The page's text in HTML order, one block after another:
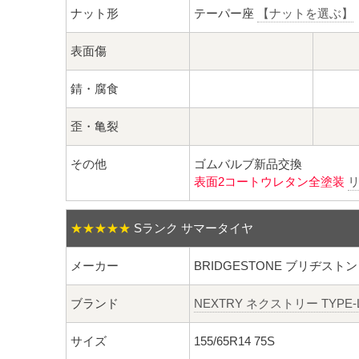
ナット形 テーパー座 【ナットを選ぶ】
表面傷
錆・腐食
歪・亀裂
その他
ゴムバルブ新品交換
表面2コートウレタン全塗装
★★★★★ Sランク サマータイヤ
メーカー BRIDGESTONE ブリヂストン
ブランド NEXTRY ネクストリー TYPE-
サイズ 155/65R14 75S